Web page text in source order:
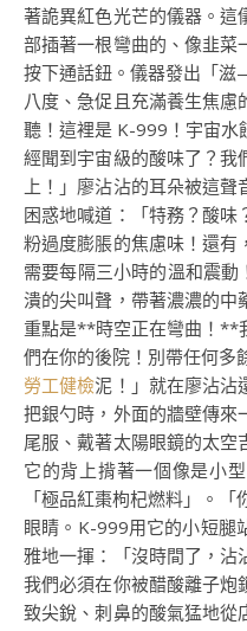
著詭異紅色光芒的儀器。這
部插著一根彎曲的、像韭菜
按下通話鈕。儀器發出「
八度、急促且充滿養生焦
聽！這裡是 K-999！宇宙水
經聞到宇宙級的酸味了？我
上！」廖沾沾的耳朵被這
困惑地喊道：「特務？酸
粉過度膨脹的焦慮味！還有
需要每隔三小時的溫和震
潰的尖叫聲，帶著濃濃的中
重點是**時空正在彎曲！**
們在你的後院！別帶任何
勞工健檢泥！」就在廖沾沾
把銀勺時，外面的牆壁傳來
尾服、戴著太陽眼鏡的太空
它的背上揹著一個像是小
「極品紅棗枸杞燃料」。
眼睛。K-999用它的小短腿
雅地一揮：「沒時間了，沾
我們必須在你被醋酸離子炮
致尖銳、刺鼻的酸氣猛地從